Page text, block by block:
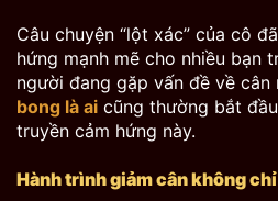
Câu chuyện “lột xác” của cô
hứng mạnh mẽ cho nhiều bạn
người đang gặp vấn đề về cân
bong là ai cũng thường bắt
truyền cảm hứng này.
Hành trình giảm cân không